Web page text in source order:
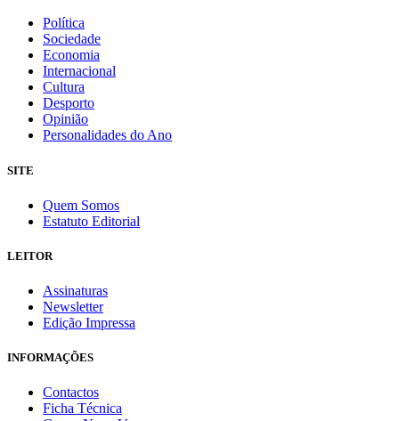
Política
Sociedade
Economia
Internacional
Cultura
Desporto
Opinião
Personalidades do Ano
SITE
Quem Somos
Estatuto Editorial
LEITOR
Assinaturas
Newsletter
Edição Impressa
INFORMAÇÕES
Contactos
Ficha Técnica